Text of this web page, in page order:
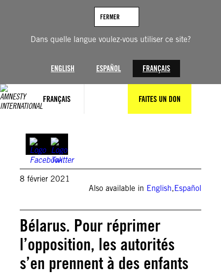
Dans quelle langue voulez-vous utiliser ce site?
ENGLISH ESPAÑOL FRANÇAIS
FERMER
FRANÇAIS FAITES UN DON
8 février 2021
Also available in English,Español
Bélarus. Pour réprimer
l’opposition, les autorités
s’en prennent à des enfants